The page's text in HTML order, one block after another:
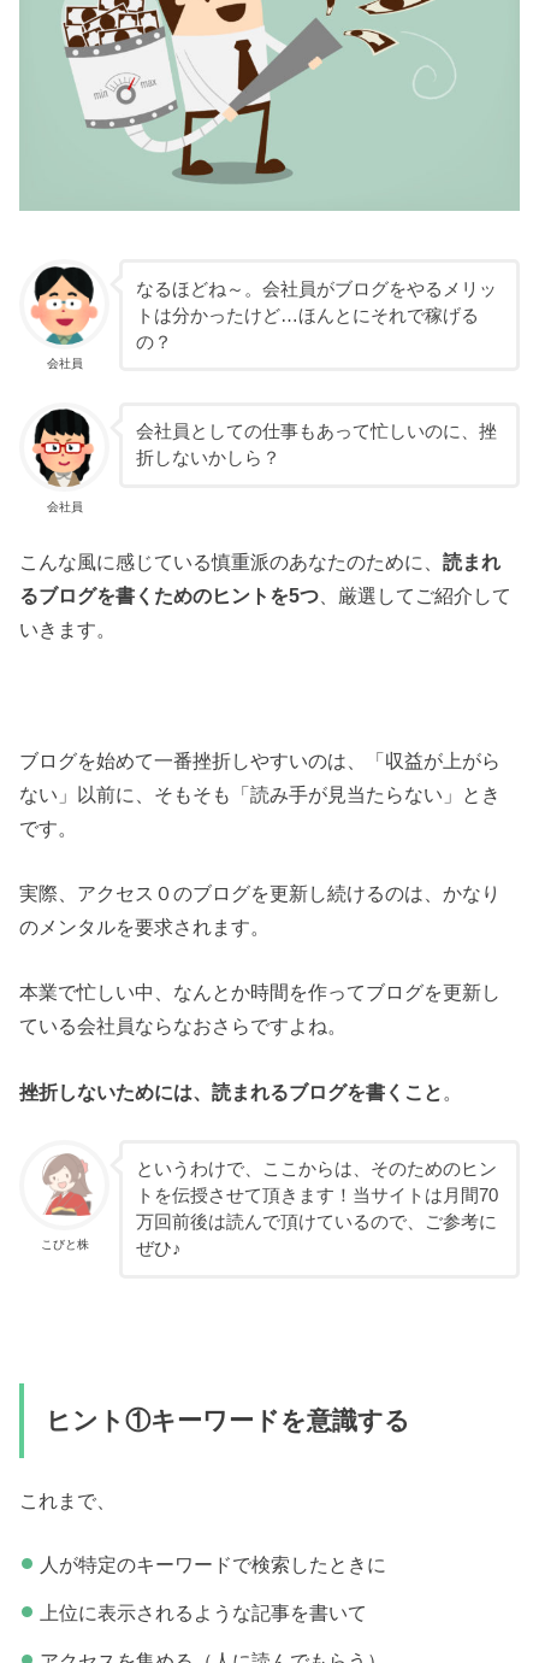
会社員
なるほどね～。会社員がブログをやるメリッ
トは分かったけど…ほんとにそれで稼げる
の？
会社員
会社員としての仕事もあって忙しいのに、挫
折しないかしら？
こんな風に感じている慎重派のあなたのために、読まれ
るブログを書くためのヒントを5つ 、厳選してご紹介して
いきます。
ブログを始めて一番挫折しやすいのは、「収益が上がら
ない」以前に、そもそも「読み手が見当たらない」とき
です。
実際、アクセス０のブログを更新し続けるのは、かなり
のメンタルを要求されます。
本業で忙しい中、なんとか時間を作ってブログを更新し
ている会社員ならなおさらですよね。
挫折しないためには、読まれるブログを書くこと 。
こびと株
というわけで、ここからは、そのためのヒン
トを伝授させて頂きます！当サイトは月間70
万回前後は読んで頂けているので、ご参考に
ぜひ♪
ヒント①キーワードを意識する
これまで、
人が特定のキーワードで検索したときに
上位に表示されるような記事を書いて